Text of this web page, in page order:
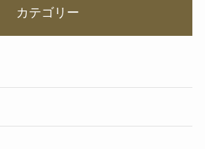
カテゴリー